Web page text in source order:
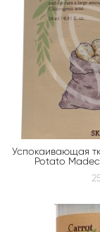
Успокаивающая
Potato